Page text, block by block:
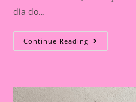
dia do…
Continue Reading Atividade
Do
Ambiente
Do
Meio